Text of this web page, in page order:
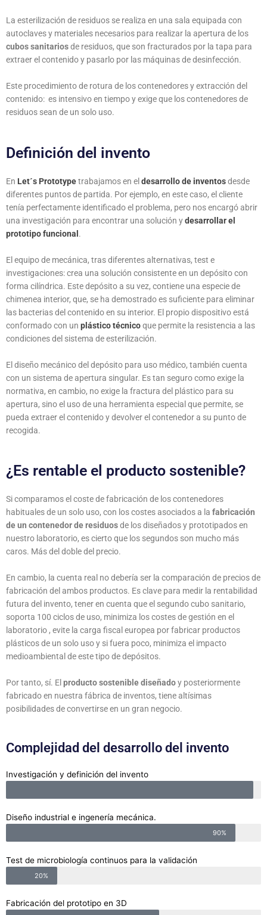
La esterilización de residuos se realiza en una sala equipada con
autoclaves y materiales necesarios para realizar la apertura de los
cubos sanitariosde residuos, que son fracturados por la tapa para
extraer el contenido y pasarlo por las máquinas de desinfección.
Este procedimiento de rotura de los contenedores y extracción del
contenido: es intensivo en tiempo y exige que los contenedores de
residuos sean de un solo uso.
Definición del invento
En Let´s Prototypetrabajamos en el desarrollo de inventosdesde
diferentes puntos de partida. Por ejemplo, en este caso, el cliente
tenía perfectamente identificado el problema, pero nos encargó abrir
una investigación para encontrar una solución ydesarrollar el
prototipo funcional .
El equipo de mecánica, tras diferentes alternativas, test e
investigaciones: crea una solución consistente en un depósito con
forma cilíndrica. Este depósito a su vez, contiene una especie de
chimenea interior, que, se ha demostrado es suficiente para eliminar
las bacterias del contenido en su interior. El propio dispositivo está
conformado con un plástico técnicoque permite la resistencia a las
condiciones del sistema de esterilización.
El diseño mecánico del depósito para uso médico, también cuenta
con un sistema de apertura singular. Es tan seguro como exige la
normativa, en cambio, no exige la fractura del plástico para su
apertura, sino el uso de una herramienta especial que permite, se
pueda extraer el contenido y devolver el contenedor a su punto de
recogida.
¿Es rentable el producto sostenible?
Si comparamos el coste de fabricación de los contenedores
habituales de un solo uso, con los costes asociados a la fabricación
de un contenedor de residuosde los diseñados y prototipados en
nuestro laboratorio, es cierto que los segundos son mucho más
caros. Más del doble del precio.
En cambio, la cuenta real no debería ser la comparación de precios de
fabricación del ambos productos. Es clave para medir la rentabilidad
futura del invento, tener en cuenta que el segundo cubo sanitario,
soporta 100 ciclos de uso, minimiza los costes de gestión en el
laboratorio , evite la carga fiscal europea por fabricar productos
plásticos de un solo uso y si fuera poco, minimiza el impacto
medioambiental de este tipo de depósitos.
Por tanto, sí. El producto sostenible diseñadoy posteriormente
fabricado en nuestra fábrica de inventos, tiene altísimas
posibilidades de convertirse en un gran negocio.
Complejidad del desarrollo del invento
Investigación y definición del invento
Diseño industrial e ingenería mecánica.
90%
Test de microbiología continuos para la validación
20%
Fabricación del prototipo en 3D